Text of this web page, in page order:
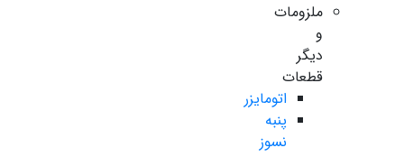
ملزومات
و
دیگر
قطعات
اتومایزر
پنبه
نسوز